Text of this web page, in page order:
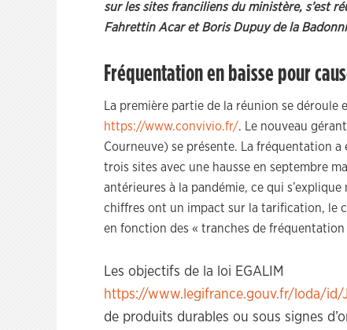
sur les sites franciliens du ministère, s’est
Fahrettin Acar et Boris Dupuy de la
Fréquentation en baisse pour
La première partie de la réunion se
https://www.convivio.fr/. Le nouveau
Courneuve) se présente. La fréquentation a
trois sites avec une hausse en septembre
antérieures à la pandémie, ce qui
chiffres ont un impact sur la tarification, le
en fonction des « tranches de
Les objectifs de la loi EGALIM
https://www.legifrance.gouv.fr/loda/id/
de produits durables ou sous signes